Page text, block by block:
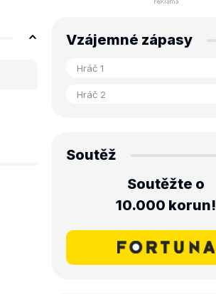
Vzájemné zápasy
Soutěž
Soutěžte o
10.000 korun!